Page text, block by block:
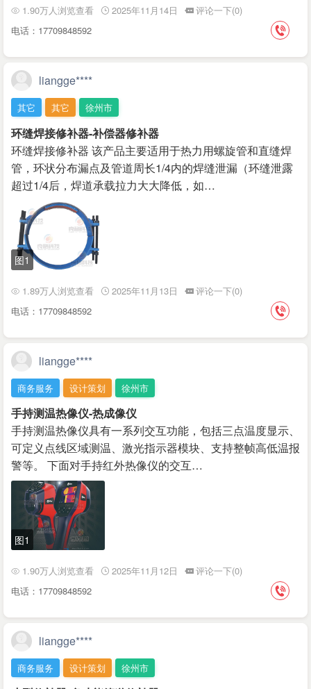
1.90万人浏览查看 2025年11月14日
评论一下(0)
电话：17709848592
liangge****
其它 其它 徐州市
环缝焊接修补器-补偿器修补器
环缝焊接修补器 该产品主要适用于热力用螺旋管和直缝焊
管，环状分布漏点及管道周长1/4内的焊缝泄漏（环缝泄露
超过1/4后，焊道承载拉力大大降低，如…
图1
1.89万人浏览查看 2025年11月13日
评论一下(0)
电话：17709848592
liangge****
商务服务 设计策划 徐州市
手持测温热像仪-热成像仪
手持测温热像仪具有一系列交互功能，包括三点温度显示、
可定义点线区域测温、激光指示器模块、支持整帧高低温报
警等。 下面对手持红外热像仪的交互…
图1
1.90万人浏览查看 2025年11月12日
评论一下(0)
电话：17709848592
liangge****
商务服务 设计策划 徐州市